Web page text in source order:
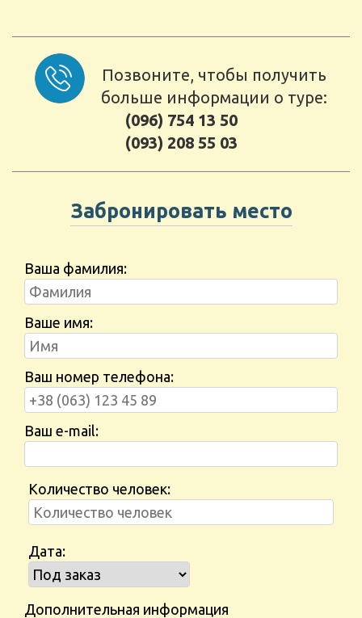
Позвоните, чтобы получить
больше информации о туре:
(096) 754 13 50
(093) 208 55 03
Забронировать место
Ваша фамилия:
Ваше имя:
Ваш номер телефона:
Ваш e-mail:
Количество человек:
Дата:
Дополнительная информация